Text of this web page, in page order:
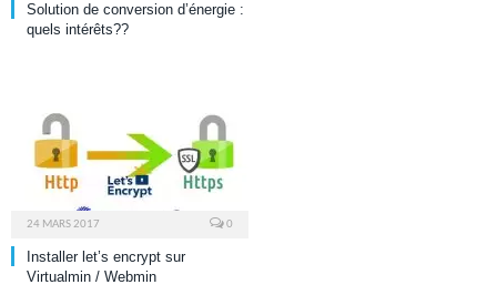
Solution de conversion d’énergie :
quels intérêts??
24 MARS 2017 0
Installer let’s encrypt sur
Virtualmin / Webmin